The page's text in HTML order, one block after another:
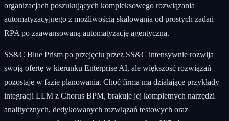
organizacjach poszukujących kompleksowego rozwiązania
automatyzacyjnego z możliwością skalowania od prostych zadań
RPA po zaawansowaną automatyzację agentyczną.
SS&C Blue Prism po przejęciu przez SS&C intensywnie rozwija
swoją ofertę w kierunku Enterprise AI, ale większość rozwiązań
pozostaje w fazie planowania. Choć firma ma działające przykłady
integracji LLM z Chorus BPM, brakuje jej kompletnych narzędzi
analitycznych, dedykowanych rozwiązań testowych oraz